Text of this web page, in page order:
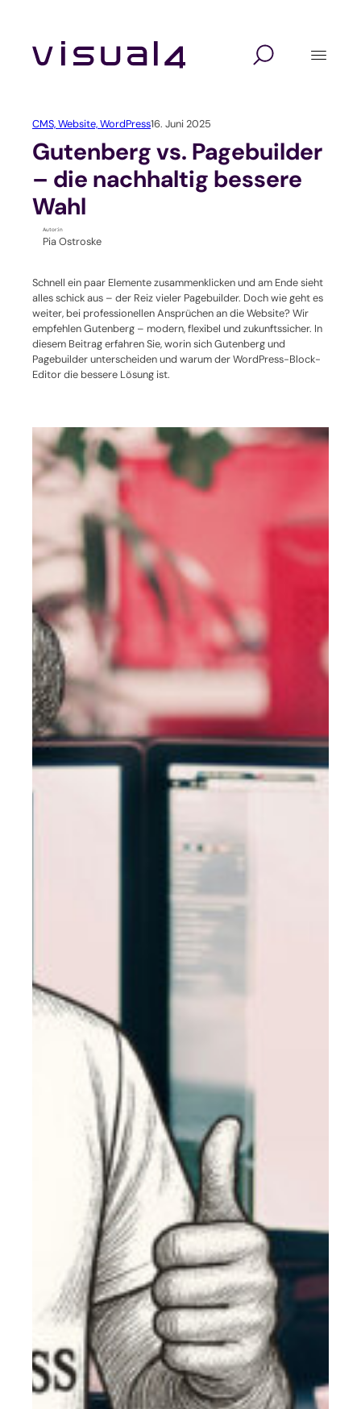
springen
CMS,Website,WordPress16. Juni 2025
Gutenberg vs. Pagebuilder
– die nachhaltig bessere
Wahl
Autor:in
Pia Ostroske
Schnell ein paar Elemente zusammenklicken und am Ende sieht
alles schick aus – der Reiz vieler Pagebuilder. Doch wie geht es
weiter, bei professionellen Ansprüchen an die Website? Wir
empfehlen Gutenberg – modern, flexibel und zukunftssicher. In
diesem Beitrag erfahren Sie, worin sich Gutenberg und
Pagebuilder unterscheiden und warum der WordPress-Block-
Editor die bessere Lösung ist.
Lösungen
Webshop
Marketing Automation
Veranstaltungssoftware
Verbandssoftware
Digitalagentur
Marketing
Technologie
Branchen
Seminaranbieter / Akademien
Verbände und Vereine